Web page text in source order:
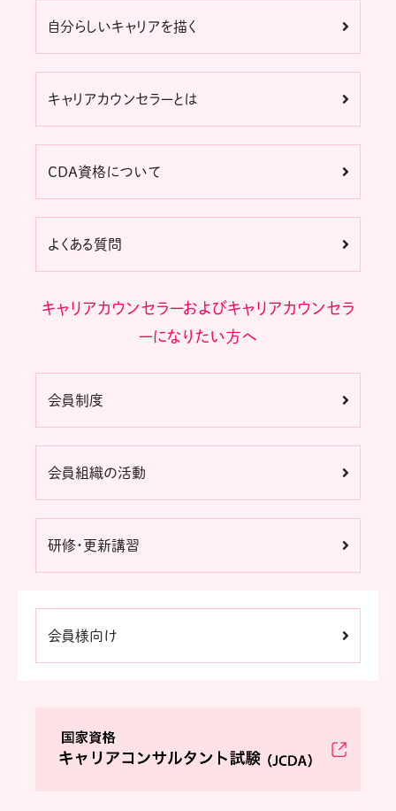
自分らしいキャリアを描く
キャリアカウンセラーとは
CDA資格について
よくある質問
キャリアカウンセラーおよびキャリアカウンセラ
ーになりたい方へ
会員制度
会員組織の活動
研修・更新講習
会員様向け